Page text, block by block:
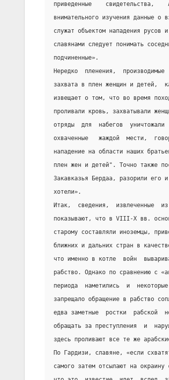
приведенные    свидетельства,
внимательного изучения данные о
служат объектом нападения
славянами следует понимать
подчиненные».
Нередко  пленения,
захвата в плен женщин и детей,
извещает о том, что во время
проливали кровь, захватывали
отряды  для  набегов
охваченные   жаждой  мести,
нападение на области наших
плен жен и детей". Точно также
Закавказья Бердаа, разорили его
хотели».
Итак,  сведения,  извлеченные
показывают, что в VIII-Х вв.
старому составляли иноземцы,
ближних и дальних стран в
что именно в котле  войн
рабство. Однако по сравнению с
периода  наметились  и
запрещало обращение в рабство
едва заметные  ростки  рабской
обращать за преступления  и
здесь проливают все те же
По Гардизи, славяне, «если
самого затем отсылают на